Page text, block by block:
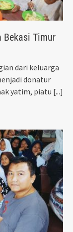
Bekasi Timur
dari keluarga
donatur
yatim, piatu [...]